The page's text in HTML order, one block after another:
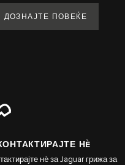
ДОЗНАЈТЕ ПОВЕЌЕ
НÈ
нè за Jaguar грижа за